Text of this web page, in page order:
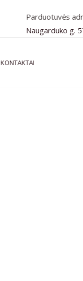
Parduotuvės
Naugarduko g.
KONTAKTAI